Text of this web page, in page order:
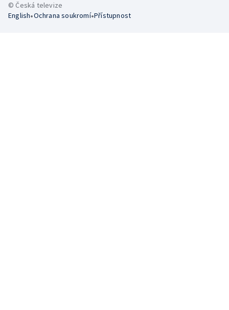
© Česká televize
English•Ochrana soukromí•Přístupnost